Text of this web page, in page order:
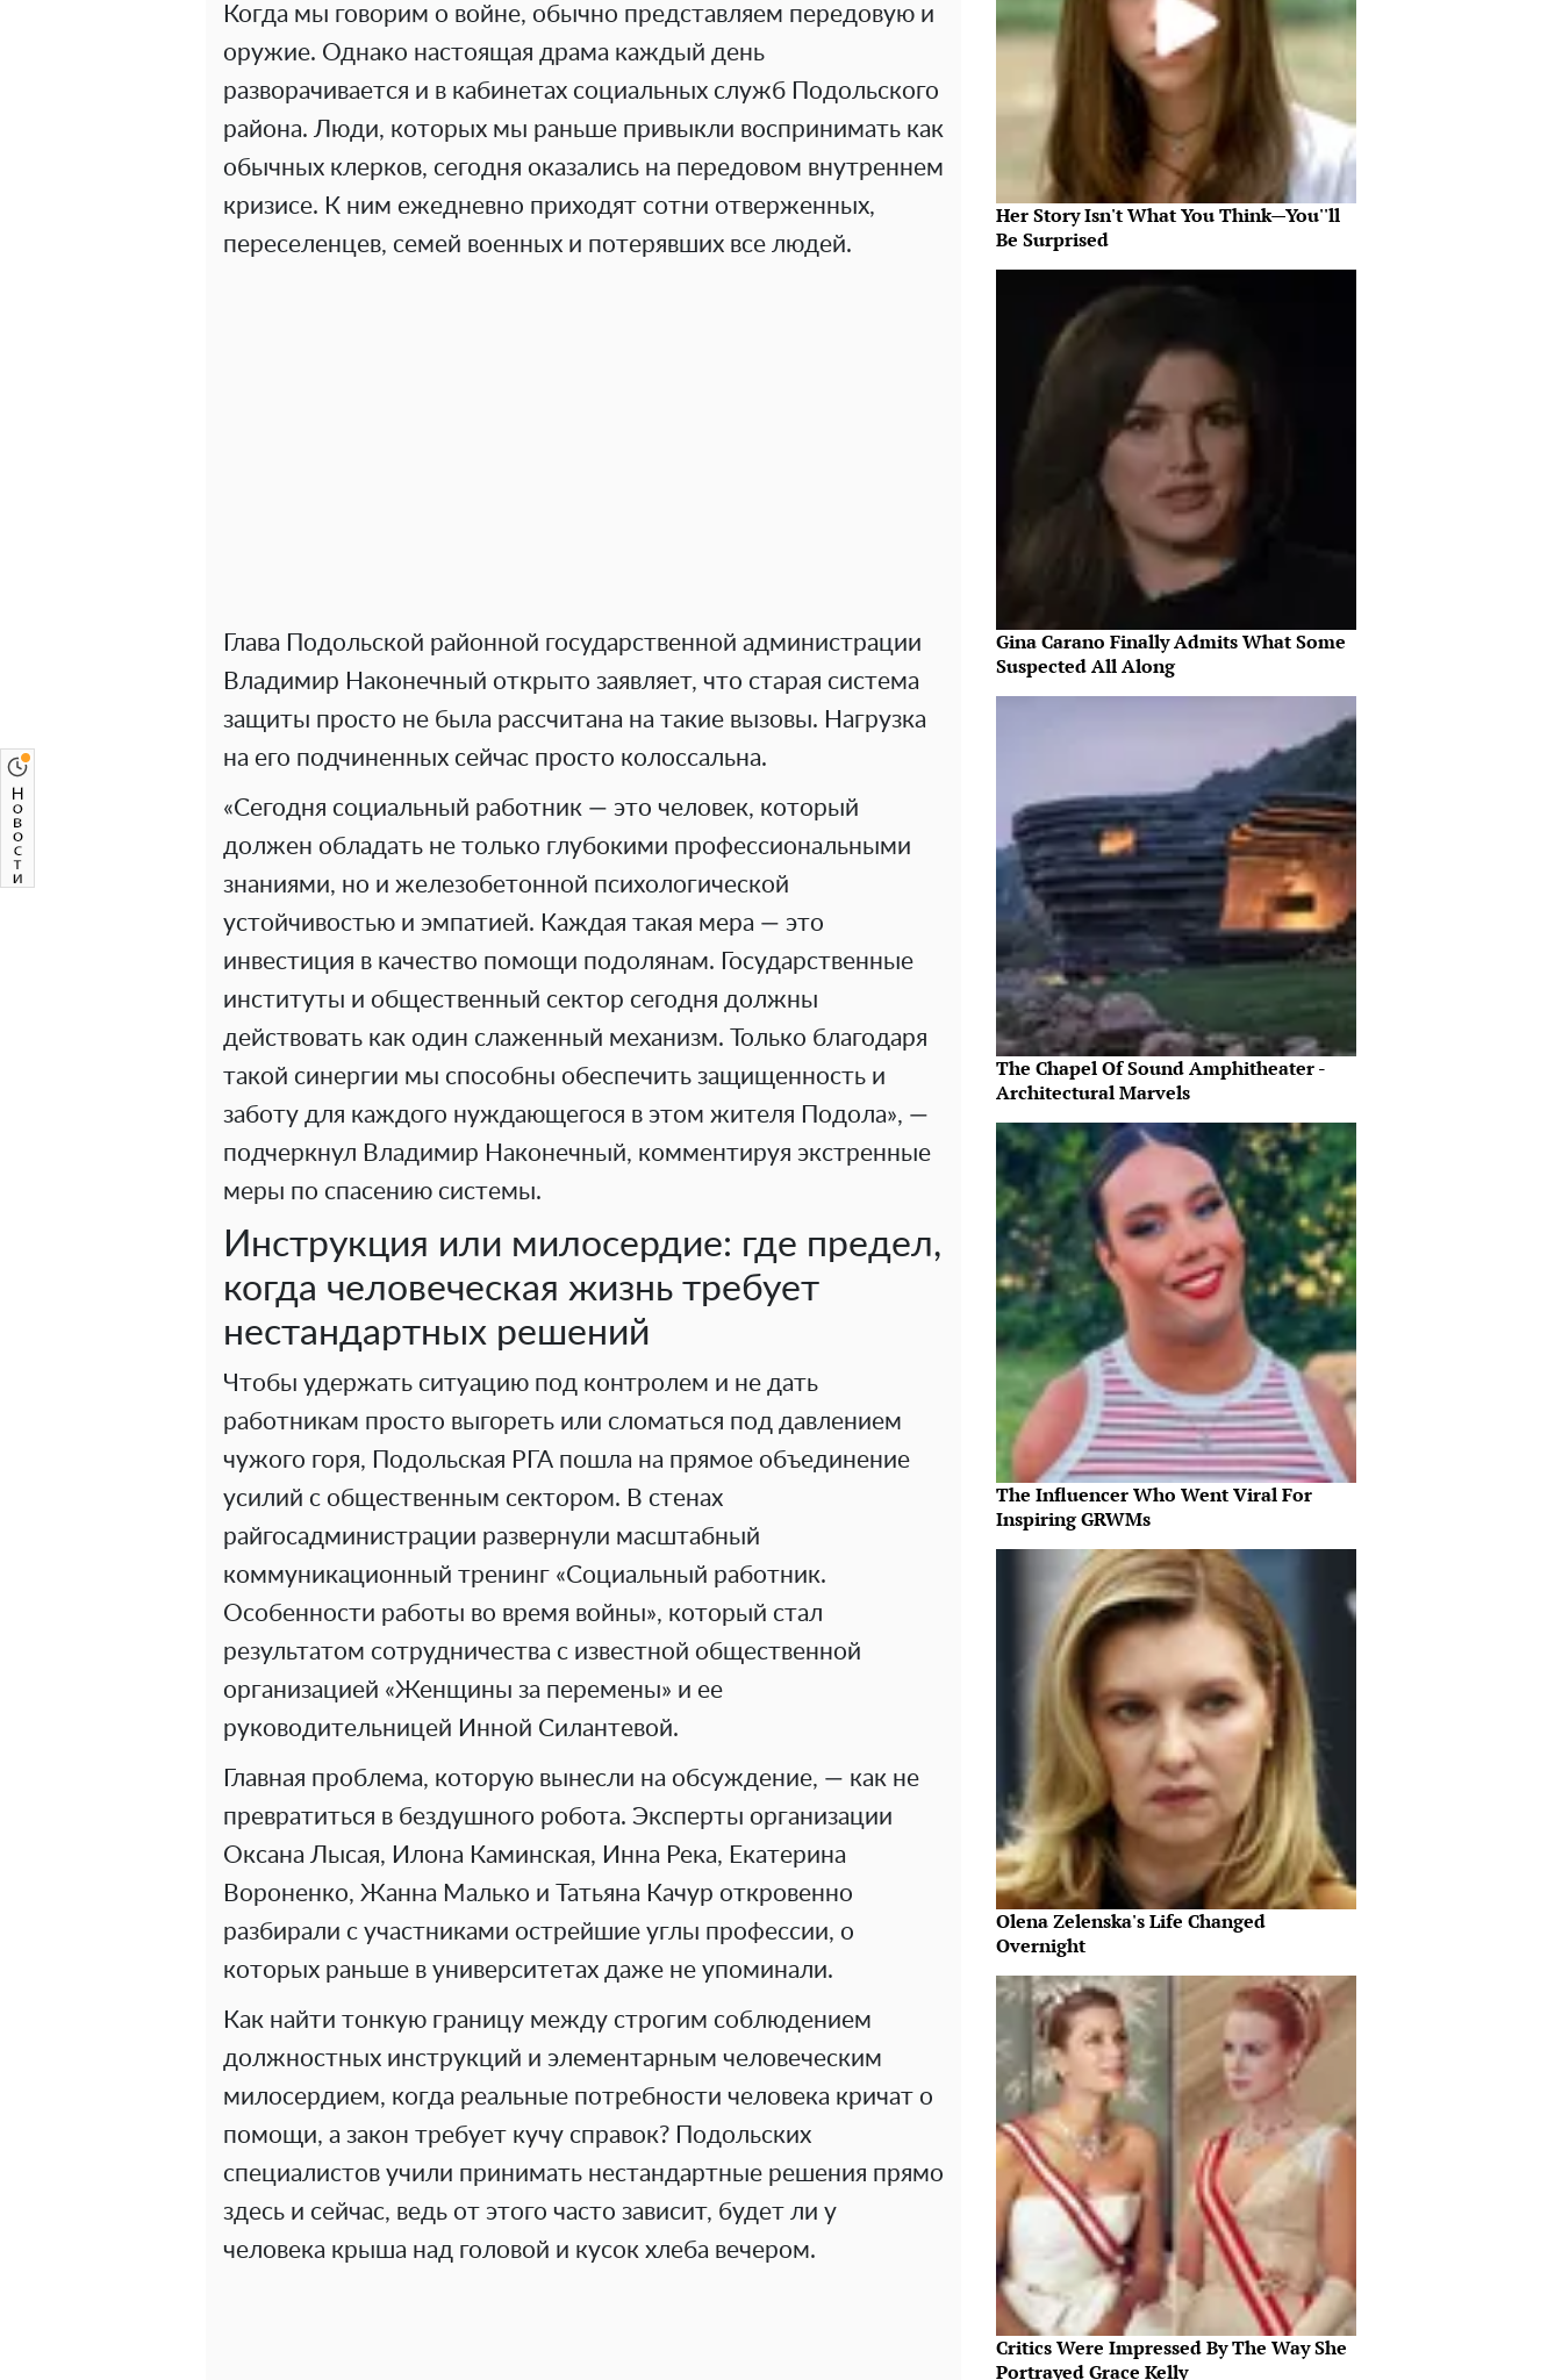
Когда мы говорим о войне, обычно представляем передовую и
оружие. Однако настоящая драма каждый день
разворачивается и в кабинетах социальных служб Подольского
района. Люди, которых мы раньше привыкли воспринимать как
обычных клерков, сегодня оказались на передовом внутреннем
кризисе. К ним ежедневно приходят сотни отверженных,
переселенцев, семей военных и потерявших все людей.
Глава Подольской районной государственной администрации
Владимир Наконечный открыто заявляет, что старая система
защиты просто не была рассчитана на такие вызовы. Нагрузка
на его подчиненных сейчас просто колоссальна.
«Сегодня социальный работник — это человек, который
должен обладать не только глубокими профессиональными
знаниями, но и железобетонной психологической
устойчивостью и эмпатией. Каждая такая мера — это
инвестиция в качество помощи подолянам. Государственные
институты и общественный сектор сегодня должны
действовать как один слаженный механизм. Только благодаря
такой синергии мы способны обеспечить защищенность и
заботу для каждого нуждающегося в этом жителя Подола», —
подчеркнул Владимир Наконечный, комментируя экстренные
меры по спасению системы.
Инструкция или милосердие: где предел,
когда человеческая жизнь требует
нестандартных решений
Чтобы удержать ситуацию под контролем и не дать
работникам просто выгореть или сломаться под давлением
чужого горя, Подольская РГА пошла на прямое объединение
усилий с общественным сектором. В стенах
райгосадминистрации развернули масштабный
коммуникационный тренинг «Социальный работник.
Особенности работы во время войны», который стал
результатом сотрудничества с известной общественной
организацией «Женщины за перемены» и ее
руководительницей Инной Силантевой.
Главная проблема, которую вынесли на обсуждение, — как не
превратиться в бездушного робота. Эксперты организации
Оксана Лысая, Илона Каминская, Инна Река, Екатерина
Вороненко, Жанна Малько и Татьяна Качур откровенно
разбирали с участниками острейшие углы профессии, о
которых раньше в университетах даже не упоминали.
Как найти тонкую границу между строгим соблюдением
должностных инструкций и элементарным человеческим
милосердием, когда реальные потребности человека кричат ​​о
помощи, а закон требует кучу справок? Подольских
специалистов учили принимать нестандартные решения прямо
здесь и сейчас, ведь от этого часто зависит, будет ли у
человека крыша над головой и кусок хлеба вечером.
Her Story Isn't What You Think—You''ll
Be Surprised
Gina Carano Finally Admits What Some
Suspected All Along
The Chapel Of Sound Amphitheater -
Architectural Marvels
The Influencer Who Went Viral For
Inspiring GRWMs
Olena Zelenska's Life Changed
Overnight
Critics Were Impressed By The Way She
Portrayed Grace Kelly